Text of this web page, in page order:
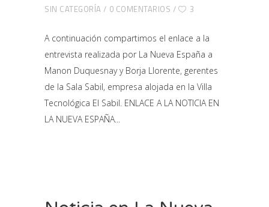
SIN CATEGORÍA
0 COMENTARIOS 3
A continuación compartimos el enlace a la
entrevista realizada por La Nueva España a
Manon Duquesnay y Borja Llorente, gerentes
de la Sala Sabil, empresa alojada en la Villa
Tecnológica El Sabil. ENLACE A LA NOTICIA EN
LA NUEVA ESPAÑA